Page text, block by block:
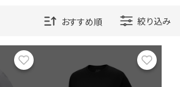
絞り込み
お気に入り